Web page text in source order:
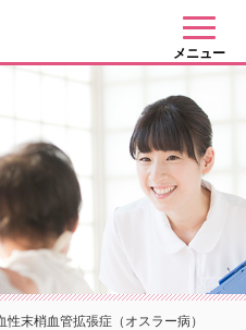
メニュー
性末梢血管拡張症（オスラー病）